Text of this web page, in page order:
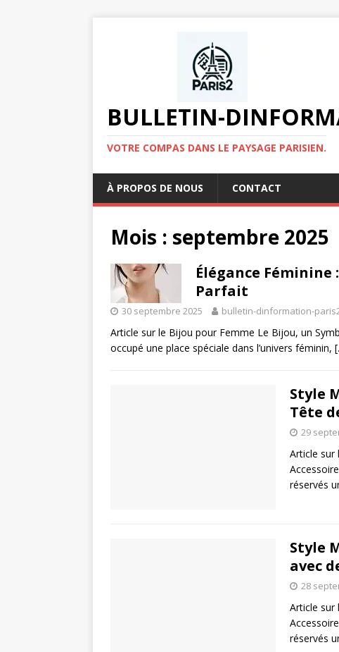
BULLETIN-
VOTRE COMPAS DANS LE PAYSAGE PARISIEN.
À PROPOS DE NOUS CONTACT
Mois : septembre 2025
Élégance Féminine
Parfait
30 septembre 2025 bulletin-dinformation-
Article sur le Bijou pour Femme Le Bijou, un
occupé une place spéciale dans l’univers féminin,
Style
Tête
29
Article sur
réservés
Style
avec
28
Article sur
réservés